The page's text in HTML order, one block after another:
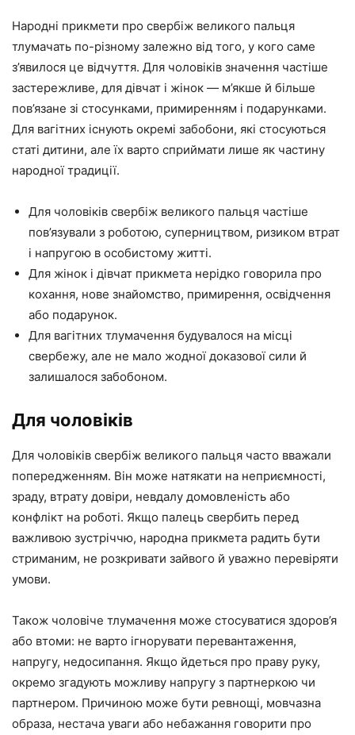
Народні прикмети про свербіж великого пальця
тлумачать по-різному залежно від того, у кого саме
з’явилося це відчуття. Для чоловіків значення частіше
застережливе, для дівчат і жінок — м’якше й більше
пов’язане зі стосунками, примиренням і подарунками.
Для вагітних існують окремі забобони, які стосуються
статі дитини, але їх варто сприймати лише як частину
народної традиції.
Для чоловіків свербіж великого пальця частіше
пов’язували з роботою, суперництвом, ризиком втрат
і напругою в особистому житті.
Для жінок і дівчат прикмета нерідко говорила про
кохання, нове знайомство, примирення, освідчення
або подарунок.
Для вагітних тлумачення будувалося на місці
свербежу, але не мало жодної доказової сили й
залишалося забобоном.
Для чоловіків
Для чоловіків свербіж великого пальця часто вважали
попередженням. Він може натякати на неприємності,
зраду, втрату довіри, невдалу домовленість або
конфлікт на роботі. Якщо палець свербить перед
важливою зустріччю, народна прикмета радить бути
стриманим, не розкривати зайвого й уважно перевіряти
умови.
Також чоловіче тлумачення може стосуватися здоров’я
або втоми: не варто ігнорувати перевантаження,
напругу, недосипання. Якщо йдеться про праву руку,
окремо згадують можливу напругу з партнеркою чи
партнером. Причиною може бути ревнощі, мовчазна
образа, нестача уваги або небажання говорити про